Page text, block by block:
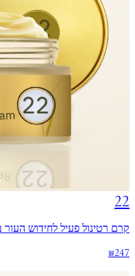
22
קרם רטינול פעיל לחידוש העור
₪247